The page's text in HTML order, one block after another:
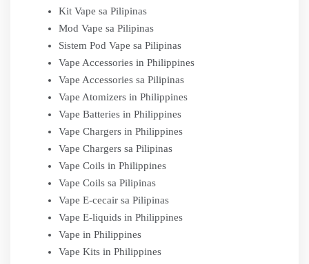
Kit Vape sa Pilipinas
Mod Vape sa Pilipinas
Sistem Pod Vape sa Pilipinas
Vape Accessories in Philippines
Vape Accessories sa Pilipinas
Vape Atomizers in Philippines
Vape Batteries in Philippines
Vape Chargers in Philippines
Vape Chargers sa Pilipinas
Vape Coils in Philippines
Vape Coils sa Pilipinas
Vape E-cecair sa Pilipinas
Vape E-liquids in Philippines
Vape in Philippines
Vape Kits in Philippines